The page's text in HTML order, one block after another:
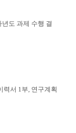
도 과제 수행 결
력서 1부, 연구계획